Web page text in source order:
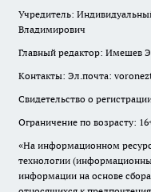
Учредитель:
Владимирович
Главный редактор: Имешев
Контакты: Эл.почта:
Свидетельство о
Ограничение по возрасту:
«На информационном
технологии
информации на основе